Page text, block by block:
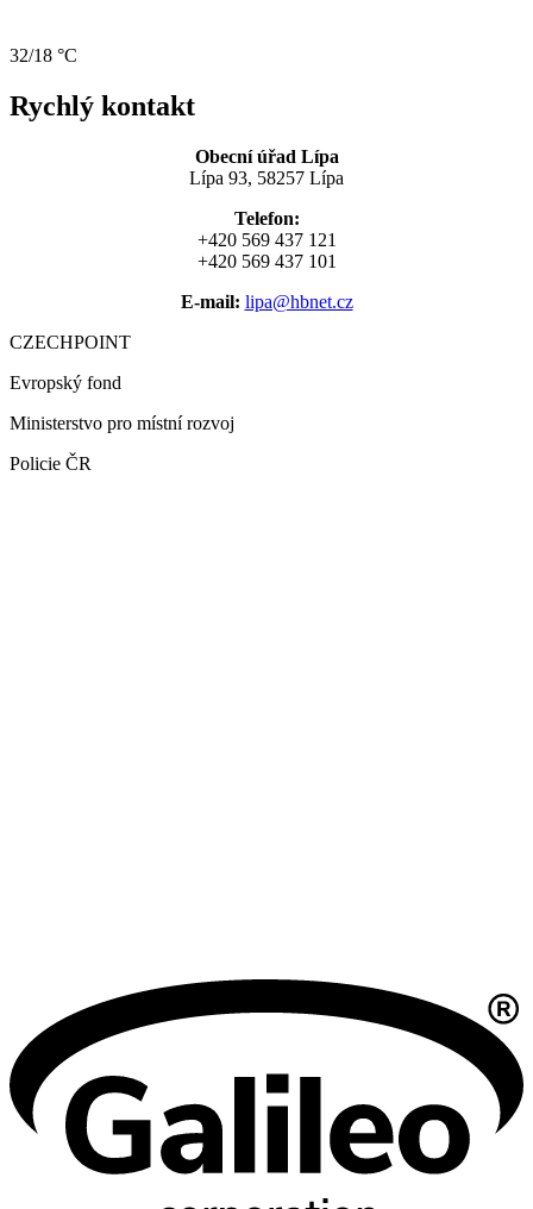
32/18 °C
Rychlý kontakt
Obecní úřad Lípa
Lípa 93, 58257 Lípa
Telefon:
+420 569 437 121
+420 569 437 101
E-mail: lipa@hbnet.cz
CZECHPOINT
Evropský fond
Ministerstvo pro místní rozvoj
Policie ČR